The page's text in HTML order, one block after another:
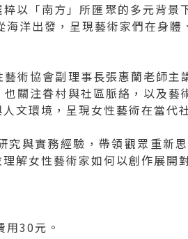
以「南方」所匯聚的多元背景
洋出發，呈現藝術家們在身
術協會副理事長張惠蘭老師
關注眷村與社區脈絡，以及
文環境，呈現女性藝術在當代
與實務經驗，帶領觀眾重新
解女性藝術家如何以創作展開
30元。